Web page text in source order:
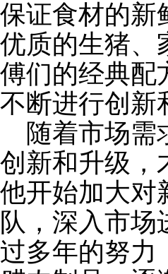
保证食材的新
优质的生猪、
傅们的经典配
不断进行创新
随着市场需
创新和升级，
他开始加大对
队，深入市
过多年的努力